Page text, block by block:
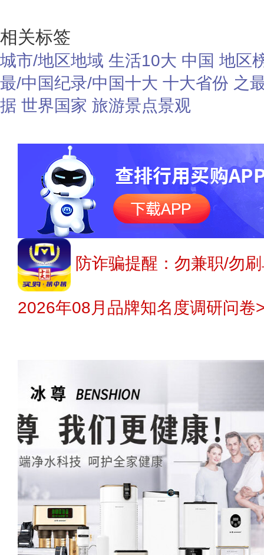
相关标签
城市/地区地域 生活10大 中国 地区
最/中国纪录/中国十大 十大省份 之
据 世界国家 旅游景点景观
防诈骗提醒：勿兼职/勿
2026年08月品牌知名度调研问卷